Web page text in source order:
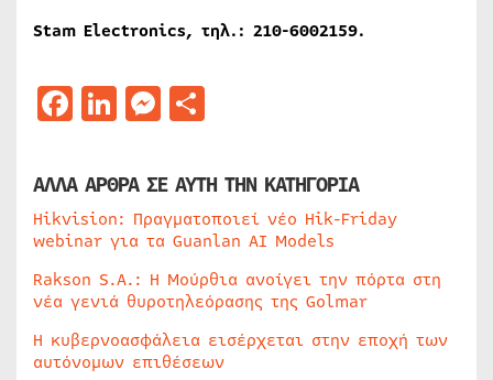
Stam Electronics, τηλ.: 210-6002159.
Facebook
LinkedIn
Messenger
ΑΛΛΑ ΑΡΘΡΑ ΣΕ ΑΥΤΗ ΤΗΝ ΚΑΤΗΓΟΡΙΑ
Hikvision: Πραγματοποιεί νέο Hik-Friday
webinar για τα Guanlan AI Models
Rakson S.A.: Η Μούρθια ανοίγει την πόρτα στη
νέα γενιά θυροτηλεόρασης της Golmar
Η κυβερνοασφάλεια εισέρχεται στην εποχή των
αυτόνομων επιθέσεων